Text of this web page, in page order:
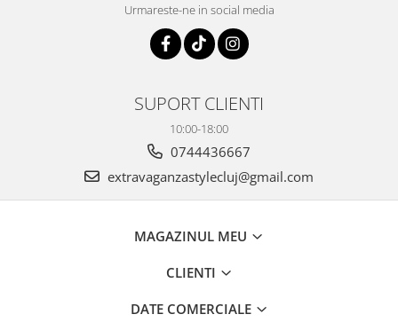
Urmareste-ne in social media
SUPORT CLIENTI
10:00-18:00
0744436667
extravaganzastylecluj@gmail.com
MAGAZINUL MEU
CLIENTI
DATE COMERCIALE